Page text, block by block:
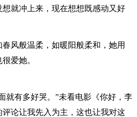
就冲上来，现在想想既感动又好
风般温柔，如暖阳般柔和，她用
爱她。
就有多好哭。”未看电影《你好，李
论让我先入为主，这也让我对这